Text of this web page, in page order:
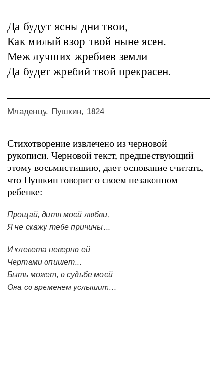
Да будут ясны дни твои,
Как милый взор твой ныне ясен.
Меж лучших жребиев земли
Да будет жребий твой прекрасен.
Младенцу. Пушкин, 1824
Стихотворение извлечено из черновой
рукописи. Черновой текст, предшествующий
этому восьмистишию, дает основание считать,
что Пушкин говорит о своем незаконном
ребенке:
Прощай, дитя моей любви,
Я не скажу тебе причины…
И клевета неверно ей
Чертами опишет…
Быть может, о судьбе моей
Она со временем услышит…